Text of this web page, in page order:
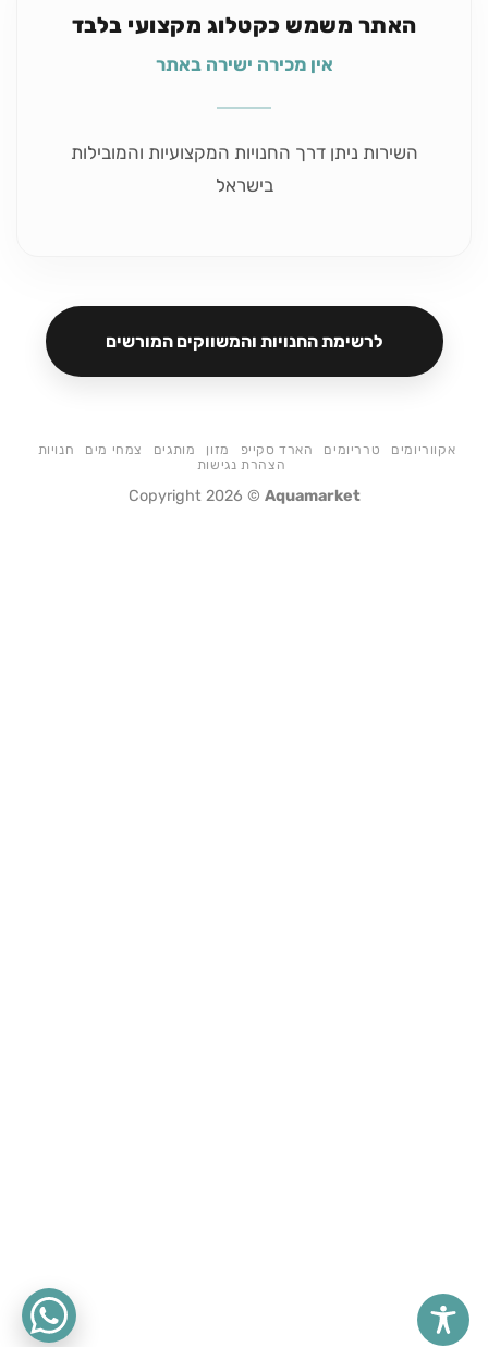
האתר משמש כקטלוג מקצועי בלבד
אין מכירה ישירה באתר
השירות ניתן דרך החנויות המקצועיות והמובילות
בישראל
לרשימת החנויות והמשווקים המורשים
אקווריומים טרריומים הארד סקייפ מזון מותגים צמחי מים
חנויות
הצהרת נגישות
Copyright 2026 © Aquamarket